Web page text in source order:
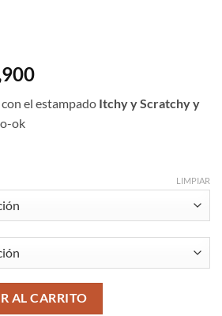
El
actual
el estampado Itchy y Scratchy y
ok
LIMPIAR
Camiseta Ranglán Mujer Rolo-ok cantidad
AL CARRITO